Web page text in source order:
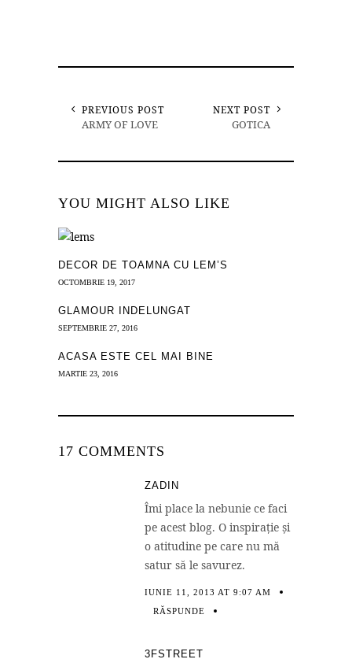
PREVIOUS POST
ARMY OF LOVE
NEXT POST
GOTICA
YOU MIGHT ALSO LIKE
DECOR DE TOAMNA CU LEM’S
OCTOMBRIE 19, 2017
GLAMOUR INDELUNGAT
SEPTEMBRIE 27, 2016
ACASA ESTE CEL MAI BINE
MARTIE 23, 2016
17 COMMENTS
ZADIN
Îmi place la nebunie ce faci
pe acest blog. O inspiraţie şi
o atitudine pe care nu mă
satur să le savurez.
IUNIE 11, 2013 AT 9:07 AM
RĂSPUNDE
3FSTREET